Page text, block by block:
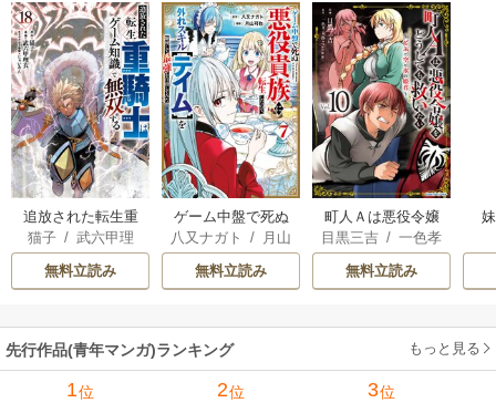
追放された転生重
騎士はゲーム知識
で無双する
猫子/ 武六甲理
/じゃいあん
無料立読み
ゲーム中盤で死ぬ
悪役貴族に転生し
たので、外れスキ
ル【テイム】を駆
してみた
八又ナガト / 月山
可也
無料立読み
町人Ａは悪役令嬢
をどうしても救い
たい ～どぶと空
と氷の姫君～
目黒三吉 /一色孝
太郎/ Parum
無料立読み
先行作品(青年マンガ)ランキング もっと見る
1位 2位 3位